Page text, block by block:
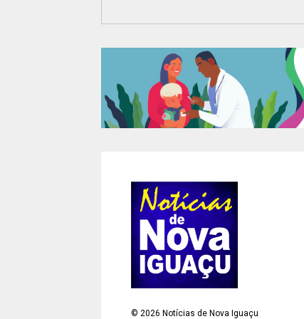
©2026 Notícias de Nova Iguaçu